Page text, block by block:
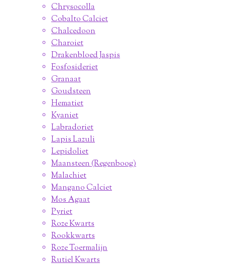
Chrysocolla
Cobalto Calciet
Chalcedoon
Charoiet
Drakenbloed Jaspis
Fosfosideriet
Granaat
Goudsteen
Hematiet
Kyaniet
Labradoriet
Lapis Lazuli
Lepidoliet
Maansteen (Regenboog)
Malachiet
Mangano Calciet
Mos Agaat
Pyriet
Roze Kwarts
Rookkwarts
Roze Toermalijn
Rutiel Kwarts